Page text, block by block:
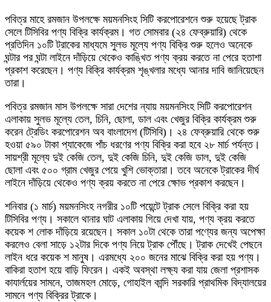
পবিত্র মাহে রমজান উপলক্ষে ময়মনসিংহ সিটি করপোরেশনে শুরু হয়েছে ট্রাক
সেলে টিসিবির পণ্য বিক্রি কার্যক্রম। গত সোমবার (২৪ ফেব্রুয়ারি) থেকে
প্রতিদিন ১০টি ট্রাকের মাধ্যমে সুলভ মূল্যে পণ্য বিক্রি শুরু হলেও অনেকে
ঘন্টার পর ঘন্টা লাইনে দাঁড়িয়ে থেকেও কাঙ্খিত পণ্য ক্রয় করতে না পেরে হতাশা
প্রকাশ করেছেন। পণ্য বিক্রি কার্যক্রম শৃঙ্খলার মধ্যে আনার দাবি জানিয়েছেন
তারা।
পবিত্র রমজান মাস উপলক্ষে সারা দেশের ন্যায় ময়মনসিংহ সিটি করপোরেশন
এলাকায় সুলভ মূল্যে তেল, চিনি, ছোলা, ডাল এবং খেজুর বিক্রি কার্যক্রম শুরু
করেন ট্রেডিং করপোরেশন অব বাংলাদেশ (টিসিবি)। ২৪ ফেব্রুয়ারি থেকে শুরু
হওয়া ৫৯০ টাকা প্যাকেজে পাঁচ ধরণের পণ্য বিক্রি করা হবে ২৮ মার্চ পর্যন্ত।
সায়শ্রী মূল্যে দুই কেজি তেল, দুই কেজি চিনি, দুই কেজি ডাল, দুই কেজি
ছোলা এবং ৫০০ গ্রাম খেজুর পেয়ে খুশি ভোক্তারা। তবে অনেকে ট্রাকের দীর্ঘ
লাইনে দাঁড়িয়ে থেকেও পণ্য ক্রয় করতে না পেরে ক্ষোভ প্রকাশ করছেন।
শনিবার (১ মার্চ) ময়মনসিংহ নগরীর ১০টি পয়েন্টে ট্রাক সেলে বিক্রি করা হয়
টিসিবির পণ্য। সকালে থানার ঘাট এলাকায় গিয়ে দেখা যায়, পণ্য ক্রয় করতে
কয়েক শ লোক দাঁড়িয়ে রয়েছেন। সকাল ১০টা থেকে তারা পণ্যের জন্য অপেক্ষা
করলেও বেলা সাড়ে ১২টার দিকে পণ্য নিয়ে ট্রাক পৌঁছে। ট্রাক দেখেই পেছনে
লাইন ধরে কয়েক শ মানুষ। এরমধ্যে ২০০ জনের মাঝে বিক্রি করা হয় পণ্য।
বাকিরা হতাশ হয়ে বাড়ি ফিরেন। একই অবস্থা লক্ষ্য করা যায় জেলা প্রশাসক
কাযার্লয়ের সামনে, তাজমহল মোড়ে, গোহাইল কান্দি সরকারি প্রাথমিক বিদ্যালয়ের
সামনে পণ্য বিক্রির ট্রাকে।